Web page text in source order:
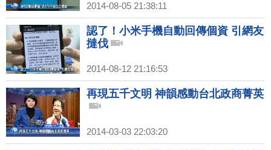
2014-08-05 21:38:11
認了！小米手機自動回傳個資 引網友
撻伐
2014-08-12 21:16:53
再現五千文明 神韻感動台北政商菁英
2014-03-03 22:03:20